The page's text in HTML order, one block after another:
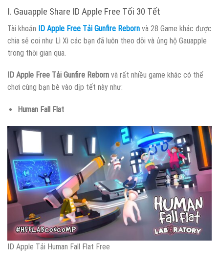
I. Gauapple Share ID Apple Free Tối 30 Tết
Tài khoản ID Apple Free Tải Gunfire Reborn và 28 Game khác được
chia sẻ coi như Lì Xì các bạn đã luôn theo dõi và ủng hộ Gauapple
trong thời gian qua.
ID Apple Free Tải Gunfire Reborn và rất nhiều game khác có thể
chơi cùng bạn bè vào dịp tết này như:
Human Fall Flat
ID Apple Tải Human Fall Flat Free